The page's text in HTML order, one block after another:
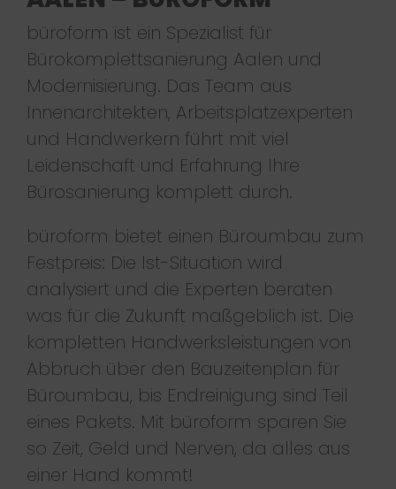
büroform ist ein Spezialist für
Bürokomplettsanierung Aalen und
Modernisierung. Das Team aus
Innenarchitekten, Arbeitsplatzexperten
und Handwerkern führt mit viel
Leidenschaft und Erfahrung Ihre
Bürosanierung komplett durch.
büroform bietet einen Büroumbau zum
Festpreis: Die Ist-Situation wird
analysiert und die Experten beraten
was für die Zukunft maßgeblich ist. Die
kompletten Handwerksleistungen von
Abbruch über den Bauzeitenplan für
Büroumbau, bis Endreinigung sind Teil
eines Pakets. Mit büroform sparen Sie
so Zeit, Geld und Nerven, da alles aus
einer Hand kommt!